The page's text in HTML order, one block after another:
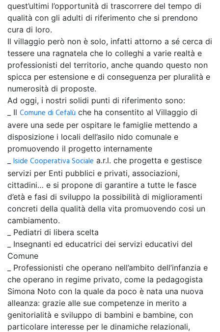
quest’ultimi l’opportunità di trascorrere del tempo di
qualità con gli adulti di riferimento che si prendono
cura di loro.
Il villaggio però non è solo, infatti attorno a sé cerca di
tessere una ragnatela che lo colleghi a varie realtà e
professionisti del territorio, anche quando questo non
spicca per estensione e di conseguenza per pluralità e
numerosità di proposte.
Ad oggi, i nostri solidi punti di riferimento sono:
Il Comune di Cefalù che ha consentito al Villaggio di
avere una sede per ospitare le famiglie mettendo a
disposizione i locali dell’asilo nido comunale e
promuovendo il progetto internamente
Iside Cooperativa Sociale a.r.l. che progetta e gestisce
servizi per Enti pubblici e privati, associazioni,
cittadini… e si propone di garantire a tutte le fasce
d’età e fasi di sviluppo la possibilità di miglioramenti
concreti della qualità della vita promuovendo cosi un
cambiamento.
Pediatri di libera scelta
Insegnanti ed educatrici dei servizi educativi del
Comune
Professionisti che operano nell’ambito dell’infanzia e
che operano in regime privato, come la pedagogista
Simona Noto con la quale da poco è nata una nuova
alleanza: grazie alle sue competenze in merito a
genitorialità e sviluppo di bambini e bambine, con
particolare interesse per le dinamiche relazionali,